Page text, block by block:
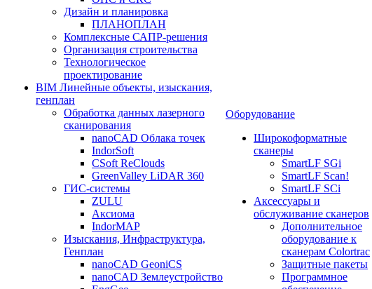
Дизайн и планировка
ПЛАНОПЛАН
Комплексные САПР-решения
Организация строительства
Технологическое
проектирование
BIM Линейные объекты, изыскания,
генплан
Обработка данных лазерного
сканирования
nanoCAD Облака точек
IndorSoft
CSoft ReClouds
GreenValley LiDAR 360
ГИС-системы
ZULU
Аксиома
IndorMAP
Изыскания, Инфраструктура,
Генплан
nanoCAD GeoniCS
nanoCAD Землеустройство
Оборудование
Широкоформатные
сканеры
SmartLF SGi
SmartLF Scan!
SmartLF SCi
Аксессуары и
обслуживание сканеров
Дополнительное
оборудование к
сканерам Colortrac
Защитные пакеты
Программное